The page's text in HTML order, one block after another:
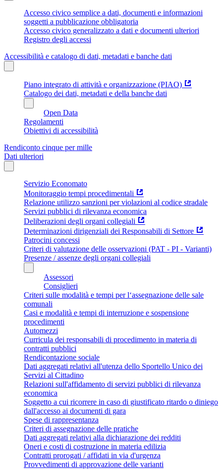
Accesso civico semplice a dati, documenti e informazioni
soggetti a pubblicazione obbligatoria
Accesso civico generalizzato a dati e documenti ulteriori
Registro degli accessi
Accessibilità e catalogo di dati, metadati e banche dati
Piano integrato di attività e organizzazione (PIAO)
Catalogo dei dati, metadati e della banche dati
Open Data
Regolamenti
Obiettivi di accessibilità
Rendiconto cinque per mille
Dati ulteriori
Servizio Economato
Monitoraggio tempi procedimentali
Relazione utilizzo sanzioni per violazioni al codice stradale
Servizi pubblici di rilevanza economica
Deliberazioni degli organi collegiali
Determinazioni dirigenziali dei Responsabili di Settore
Patrocini concessi
Criteri di valutazione delle osservazioni (PAT - PI - Varianti)
Presenze / assenze degli organi collegiali
Assessori
Consiglieri
Criteri sulle modalità e tempi per l‘assegnazione delle sale
comunali
Casi e modalità e tempi di interruzione e sospensione
procedimenti
Automezzi
Curricula dei responsabili di procedimento in materia di
contratti pubblici
Rendicontazione sociale
Dati aggregati relativi all'utenza dello Sportello Unico dei
Servizi al Cittadino
Relazioni sull'affidamento di servizi pubblici di rilevanza
economica
Soggetto a cui ricorrere in caso di giustificato ritardo o diniego
dall'accesso ai documenti di gara
Spese di rappresentanza
Criteri di assegnazione delle pratiche
Dati aggregati relativi alla dichiarazione dei redditi
Oneri e costi di costruzione in materia edilizia
Contratti prorogati / affidati in via d'urgenza
Provvedimenti di approvazione delle varianti